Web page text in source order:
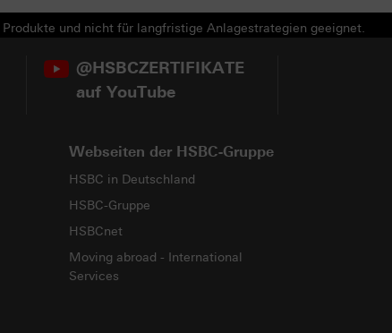
und nicht für langfristige Anlagestrategien geeignet.
@HSBCZERTIFIKATE
auf YouTube
Webseiten der HSBC-Gruppe
HSBC in Deutschland
HSBC-Gruppe
HSBCnet
Moving abroad - International
Services